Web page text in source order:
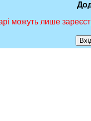
можуть лише